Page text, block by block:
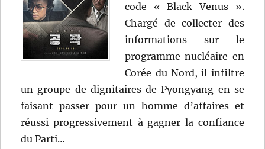
code « Black Venus ».
Chargé de collecter des
informations sur le
programme nucléaire en
Corée du Nord, il infiltre
un groupe de dignitaires de Pyongyang en se
faisant passer pour un homme d’affaires et
réussi progressivement à gagner la confiance
du Parti…